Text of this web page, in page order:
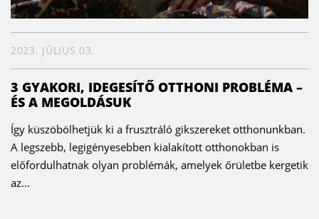
2023. JÚLIUS 03.
3 GYAKORI, IDEGESÍTŐ OTTHONI PROBLÉMA –
ÉS A MEGOLDÁSUK
Így küszöbölhetjük ki a frusztráló gikszereket otthonunkban.
A legszebb, legigényesebben kialakított otthonokban is
előfordulhatnak olyan problémák, amelyek őrületbe kergetik
az...